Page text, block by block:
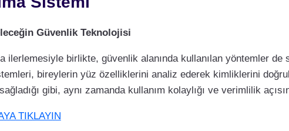
Güvenlik Teknolojisi
ilerlemesiyle birlikte, güvenlik alanında kullanılan yöntemler
bireylerin yüz özelliklerini analiz ederek kimliklerini
gibi, aynı zamanda kullanım kolaylığı ve verimlilik
TIKLAYIN